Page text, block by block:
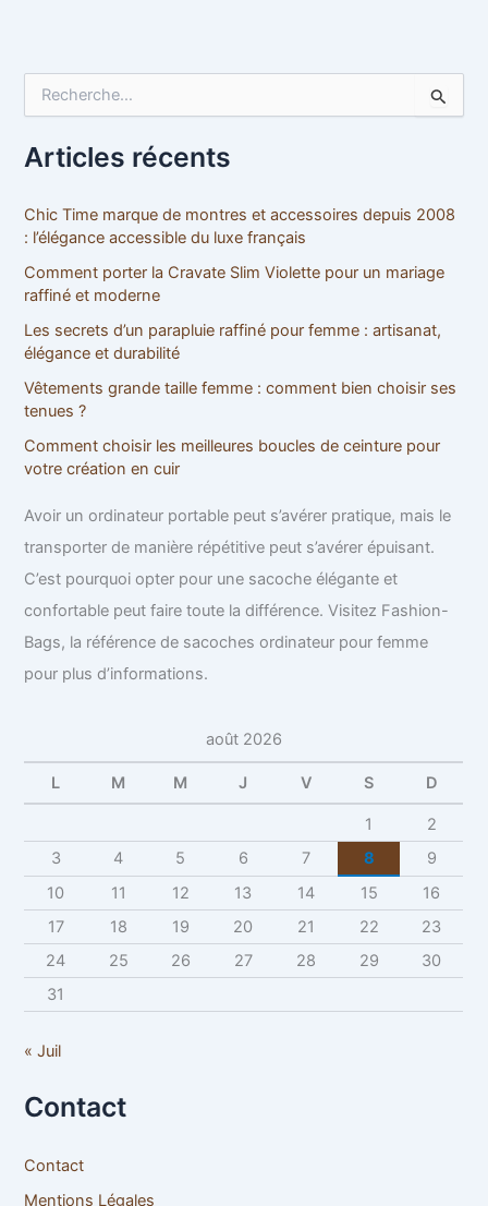
h
e
c
h
r
:
Articles récents
Chic Time marque de montres et accessoires depuis 2008
: l’élégance accessible du luxe français
Comment porter la Cravate Slim Violette pour un mariage
raffiné et moderne
Les secrets d’un parapluie raffiné pour femme : artisanat,
élégance et durabilité
Vêtements grande taille femme : comment bien choisir ses
tenues ?
Comment choisir les meilleures boucles de ceinture pour
votre création en cuir
Avoir un ordinateur portable peut s’avérer pratique, mais le
transporter de manière répétitive peut s’avérer épuisant.
C’est pourquoi opter pour une sacoche élégante et
confortable peut faire toute la différence. Visitez Fashion-
Bags, la référence de sacoches ordinateur pour femme
pour plus d’informations.
août 2026
L M M J V S D
1
2
3
4 5 6 7 8
9
10
11 12 13 14 15
16
17
18 19 20 21 22
23
24
25 26 27 28 29
30
31
« Juil
Contact
Contact
Mentions Légales